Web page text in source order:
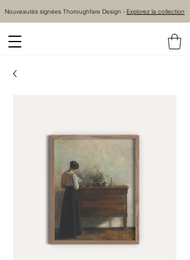
Nouveautés signées Thoroughfare Design - Explorez la collection